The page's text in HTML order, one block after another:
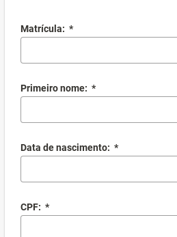
Matrícula: *
Primeiro nome: *
Data de nascimento: *
CPF: *